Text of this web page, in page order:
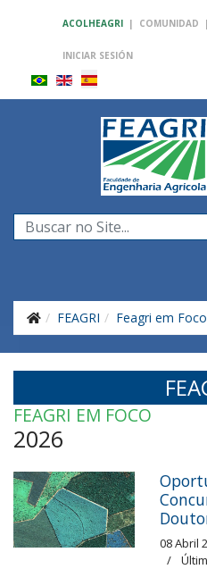
ACOLHEAGRI | COMUNIDAD |
INICIAR SESIÓN
Buscar...
FEAGRI Feagri em Foco
FEAGRI EM FOCO
2026
08 Abril